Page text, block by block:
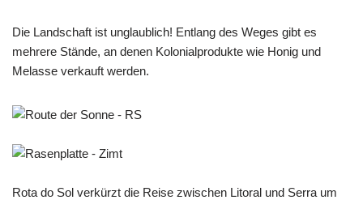
Die Landschaft ist unglaublich! Entlang des Weges gibt es
mehrere Stände, an denen Kolonialprodukte wie Honig und
Melasse verkauft werden.
Rota do Sol verkürzt die Reise zwischen Litoral und Serra um